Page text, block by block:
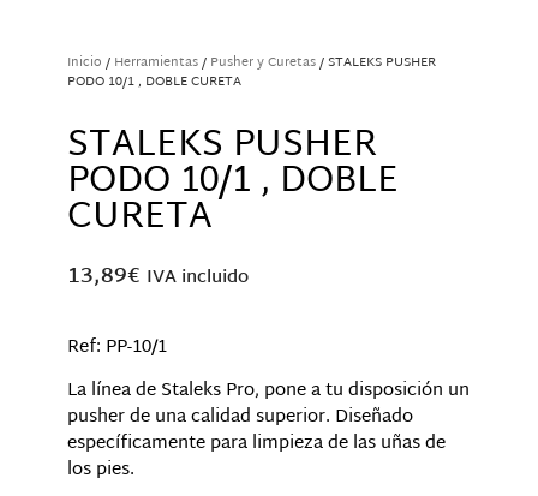
Inicio / Herramientas/ Pusher y Curetas/ STALEKS PUSHER
PODO 10/1 , DOBLE CURETA
STALEKS PUSHER
PODO 10/1 , DOBLE
CURETA
13,89€ IVA incluido
Ref: PP-10/1
La línea de Staleks Pro, pone a tu disposición un
pusher de una calidad superior. Diseñado
específicamente para limpieza de las uñas de
los pies.